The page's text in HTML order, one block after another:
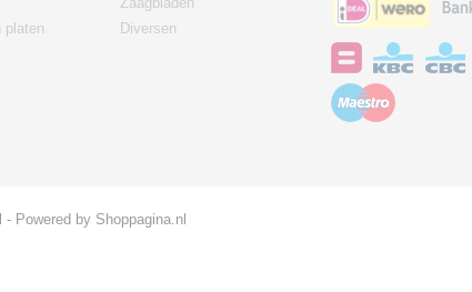
platen
Diversen
Powered by Shoppagina.nl